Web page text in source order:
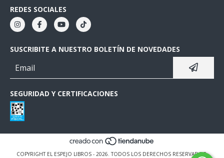
REDES SOCIALES
SUSCRIBITE A NUESTRO BOLETÍN DE NOVEDADES
SEGURIDAD Y CERTIFICACIONES
COPYRIGHT EL ESPEJO LIBROS - 2026. TODOS LOS DERECHOS RESERVADOS.